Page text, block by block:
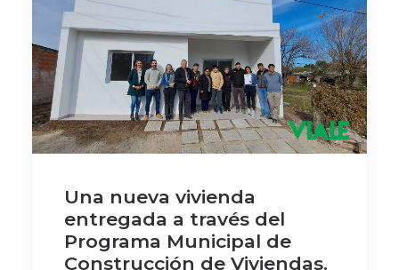
Una nueva vivienda
entregada a través del
Programa Municipal de
Construcción de Viviendas.